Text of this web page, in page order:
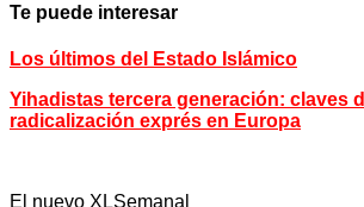
Te puede interesar
Los últimos del Estado Islámico
Yihadistas tercera generación: claves
radicalización exprés en Europa
El nuevo XLSemanal